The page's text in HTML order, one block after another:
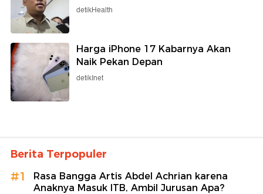
detikHealth
Harga iPhone 17 Kabarnya Akan
Naik Pekan Depan
detikInet
Berita Terpopuler
#1
Rasa Bangga Artis Abdel Achrian karena
Anaknya Masuk ITB, Ambil Jurusan Apa?